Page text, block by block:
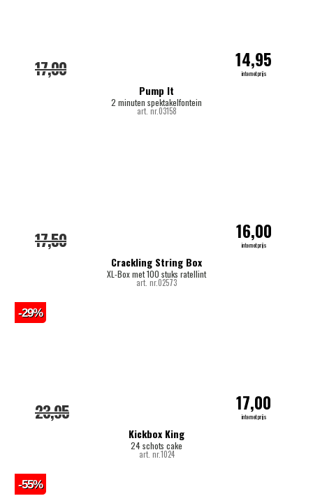
Pump It
2 minuten spektakelfontein
art. nr.03158
17,00 14,95
internetprijs
Crackling String Box
XL-Box met 100 stuks ratellint
art. nr.02573
17,50 16,00
internetprijs
Kickbox King
24 schots cake
art. nr.1024
23,95 17,00
internetprijs
-29%
-55%